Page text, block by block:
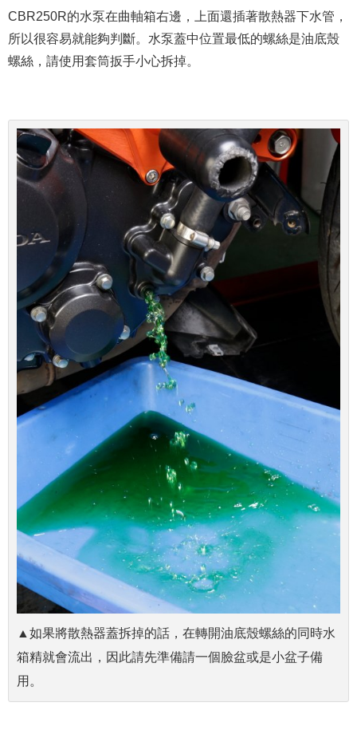
CBR250R的水泵在曲軸箱右邊，上面還插著散熱器下水管，
所以很容易就能夠判斷。水泵蓋中位置最低的螺絲是油底殼
螺絲，請使用套筒扳手小心拆掉。
▲如果將散熱器蓋拆掉的話，在轉開油底殼螺絲的同時水
箱精就會流出，因此請先準備請一個臉盆或是小盆子備
用。